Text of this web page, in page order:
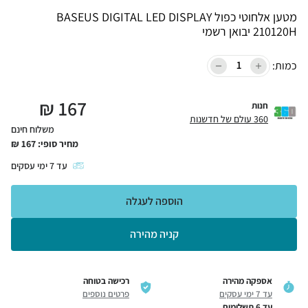
מטען אלחוטי כפול BASEUS DIGITAL LED DISPLAY
210120H יבואן רשמי
כמות:
חנות
360 עולם של חדשנות 167
₪
משלוח חינם
מחיר סופי: 167
₪
עד7ימי עסקים
קניה מהירה
הוספה לעגלה
אספקה מהירה
עד 7 ימי עסקים
רכישה בטוחה
פרטים נוספים